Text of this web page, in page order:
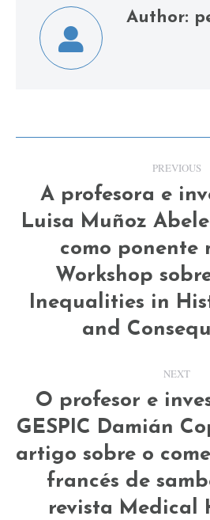
Author:
navigation
PREVIOUS
post:
A profesora e
Luisa Muñoz
como ponente
Workshop
Inequalities in
and
NEXT
Next
post:
O profesor e
GESPIC Damián
artigo sobre o
francés de
revista Medical